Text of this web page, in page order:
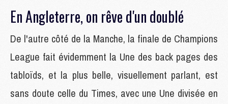
En Angleterre, on rêve d'un doublé
De l'autre côté de la Manche, la finale de Champions
League fait évidemment la Une des back pages des
tabloïds, et la plus belle, visuellement parlant, est
sans doute celle du Times, avec une Une divisée en